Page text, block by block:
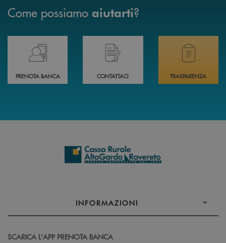
Come possiamo aiutarti?
Prenota il tuo appuntamento in Filiale direttamente da casa 24h su 24h
PRENOTA BANCA
Hai bisogno di assistenza immediata?
CONTATTACI
Hai bisogno di
TRASPARENZA
INFORMAZIONI
SCARICA L'APP PRENOTA BANCA